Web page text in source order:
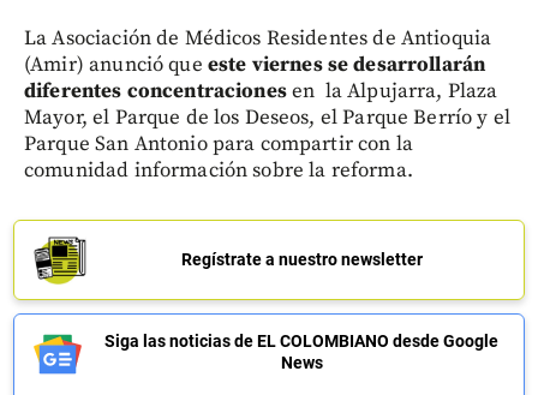
La Asociación de Médicos Residentes de Antioquia
(Amir) anunció que este viernesse desarrollarán
diferentes concentracionesen la Alpujarra, Plaza
Mayor, el Parque de los Deseos, el Parque Berrío y el
Parque San Antonio para compartir con la
comunidad información sobre la reforma.
Regístrate a nuestro newsletter
Siga las noticias de EL COLOMBIANO desde Google
News